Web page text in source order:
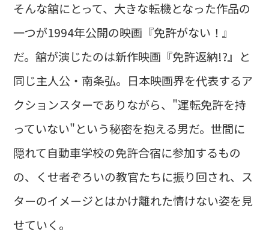
そんな舘にとって、大きな転機となった作品の
一つが1994年公開の映画『免許がない！』
だ。舘が演じたのは新作映画『免許返納!?』と
同じ主人公・南条弘。日本映画界を代表するア
クションスターでありながら、"運転免許を持
っていない"という秘密を抱える男だ。世間に
隠れて自動車学校の免許合宿に参加するもの
の、くせ者ぞろいの教官たちに振り回され、ス
ターのイメージとはかけ離れた情けない姿を見
せていく。